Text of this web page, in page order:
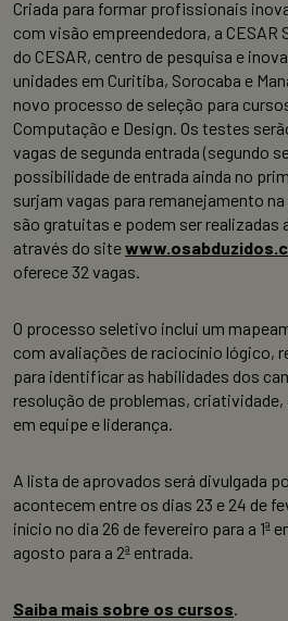
Criada para formar profissionais
com visão empreendedora, a CESAR
do CESAR, centro de pesquisa e
unidades em Curitiba, Sorocaba e
novo processo de seleção para
Computação e Design. Os testes
vagas de segunda entrada (segundo
possibilidade de entrada ainda no
surjam vagas para remanejamento
são gratuitas e podem ser realizadas
através do site
oferece 32 vagas.
O processo seletivo inclui um
com avaliações de raciocínio lógico,
para identificar as habilidades dos
resolução de problemas,
em equipe e liderança.
A lista de aprovados será divulgada
acontecem entre os dias 23 e 24 de
início no dia 26 de fevereiro para a 1ª
agosto para a 2ª entrada.
Saiba mais sobre os cursos.